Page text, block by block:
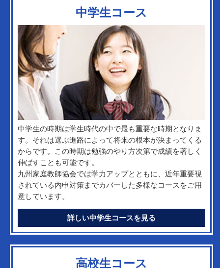
中学生コース
中学生の時期は学生時代の中で最も重要な時期となりま
す。それは選ぶ進路によって将来の根本が決まってくる
からです。この時期は勉強のやり方次第で成績を著しく
伸ばすことも可能です。
九州家庭教師協会では学力アップとともに、近年重要視
されている内申対策までカバーした多様なコースをご用
意しています。
詳しい中学生コースを見る
高校生コース